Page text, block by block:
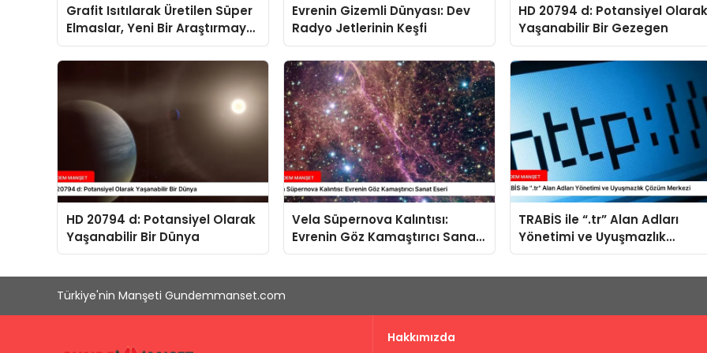
Grafit Isıtılarak Üretilen Süper
Elmaslar, Yeni Bir Araştırmaya
Konu Oldu
Evrenin Gizemli Dünyası: Dev
Radyo Jetlerinin Keşfi
HD 20794 d: Potansiyel
Yaşanabilir Bir Gezegen
HD 20794 d: Potansiyel Olarak
Yaşanabilir Bir Dünya
Vela Süpernova Kalıntısı:
Evrenin Göz Kamaştırıcı Sanat
Eseri
TRABİS ile “.tr” Alan Adları
Yönetimi ve Uyuşmazlık
Çözüm Merkezi
Türkiye'nin Manşeti Gundemmanset.com
Hakkımızda